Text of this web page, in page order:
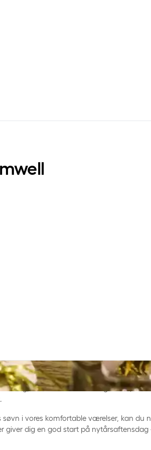
den 30. december 2026, og nyd
op. Om aftenen serverer vi en
valg, med tilhørende udvalgte vine, der
søvn i vores komfortable værelser, kan du
giver dig en god start på